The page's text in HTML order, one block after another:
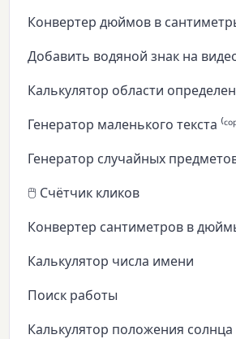
Конвертер дюймов в
Добавить водяной знак на
Калькулятор области
Генератор маленького текста ⁽ᶜᵒᵖʸ
Генератор случайных
🖱️ Счётчик кликов
Конвертер сантиметров в
Калькулятор числа имени
Поиск работы
Калькулятор положения солнца